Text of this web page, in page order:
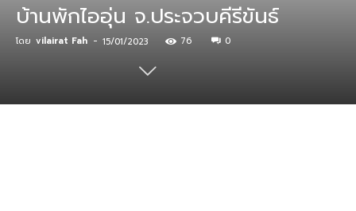
บ้านพักไออุ่น จ.ประจวบคีรีขันธ์
โดย vilairat Fah - 15/01/2023 76 0